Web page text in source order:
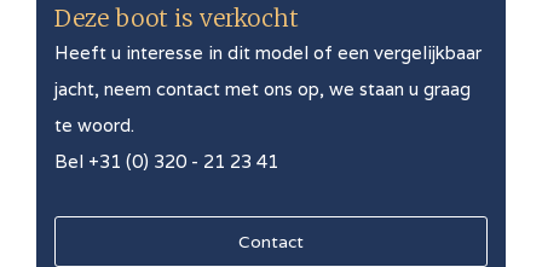
Deze boot is verkocht
Heeft u interesse in dit model of een vergelijkbaar
jacht, neem contact met ons op, we staan u graag
te woord.
Bel +31 (0) 320 - 21 23 41
Contact